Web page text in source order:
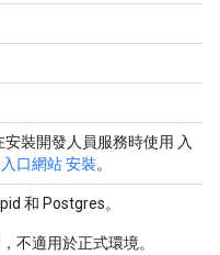
裝開發人員服務時使用 入
口網站 安裝。
和 Postgres。
不適用於正式環境。